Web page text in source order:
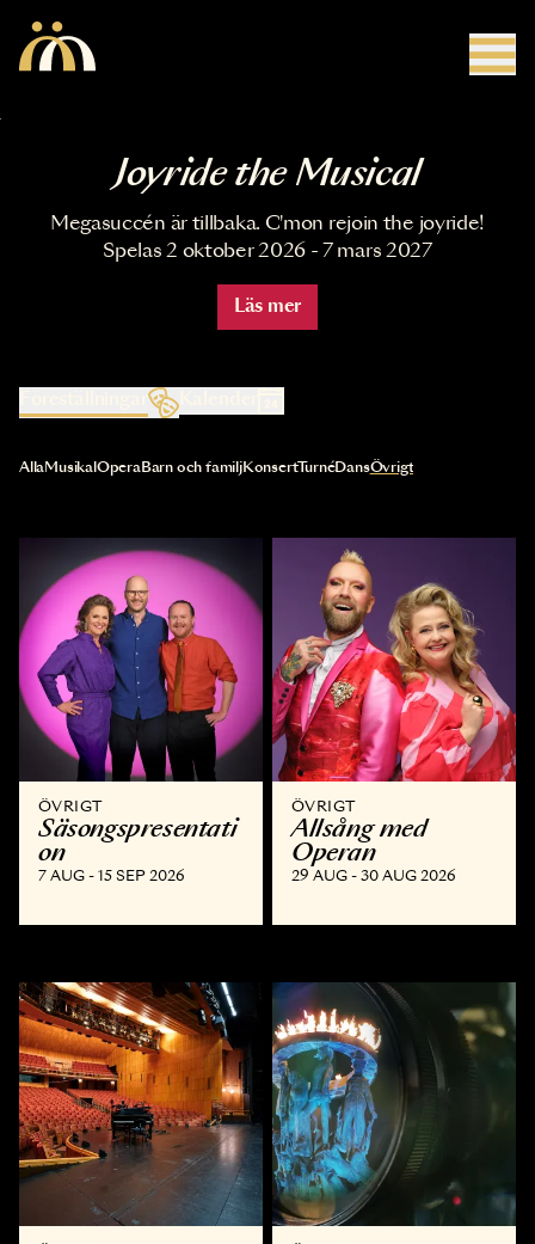
Joyride the Musical
Megasuccén är tillbaka. C'mon rejoin the joyride!
Spelas 2 oktober 2026 - 7 mars 2027
Läs mer
Kalender
Val av kategori uppdaterar innehållet automatiskt
AllaMusikal OperaBarn och familjKonsertTurnéDansÖvrigt
ÖVRIGT
Säsongspresentati
on
7 AUG - 15 SEP 2026
ÖVRIGT
Allsång med
Operan
29 AUG - 30 AUG 2026